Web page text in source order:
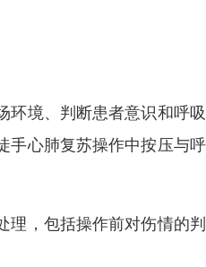
环境、判断患者意识和呼
手心肺复苏操作中按压与
理，包括操作前对伤情的